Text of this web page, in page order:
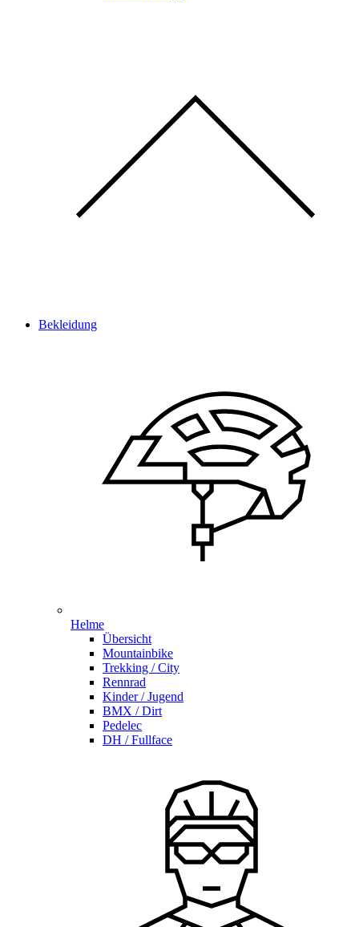
Bekleidung
Helme
Übersicht
Mountainbike
Trekking / City
Rennrad
Kinder / Jugend
BMX / Dirt
Pedelec
DH / Fullface